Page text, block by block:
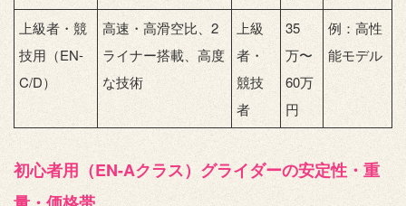
上級者・競
技用（EN-
C/D）
高速・高滑空比、2
ライナー搭載、高度
な技術
上級
者・
競技
者
35
万〜
60万
円
例：高性
能モデル
初心者用（EN-Aクラス）グライダーの安定性・重